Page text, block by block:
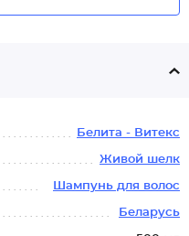
Белита - Витекс
Живой шелк
Шампунь для волос
Беларусь